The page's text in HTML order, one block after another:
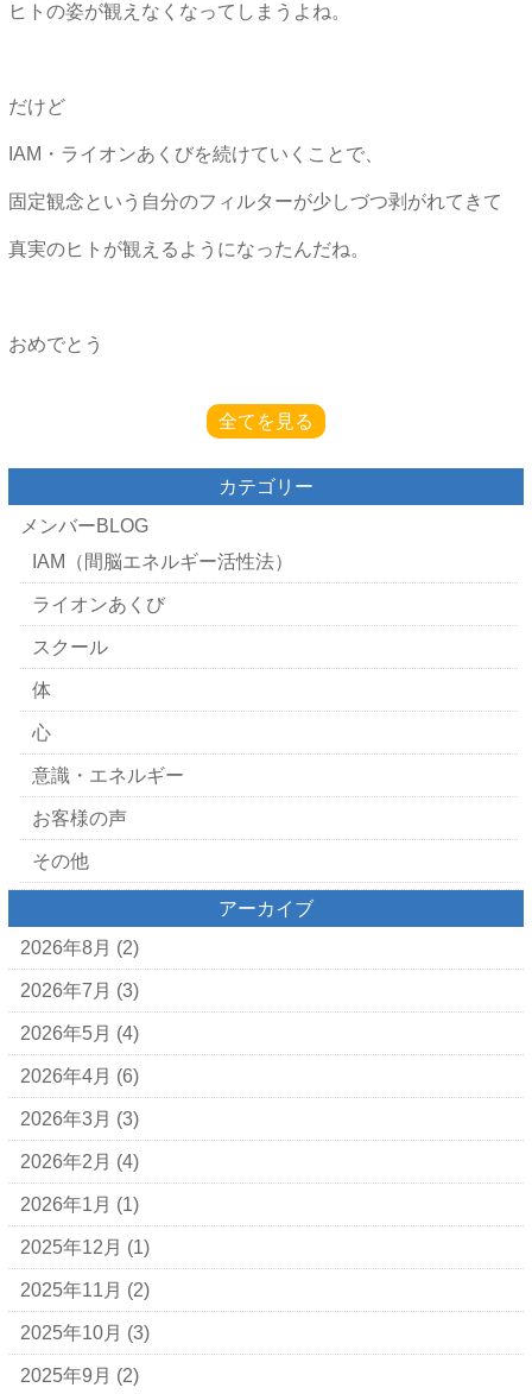
ヒトの姿が観えなくなってしまうよね。
だけど
IAM・ライオンあくびを続けていくことで、
固定観念という自分のフィルターが少しづつ剥がれてきて
真実のヒトが観えるようになったんだね。
おめでとう
全てを見る
カテゴリー
メンバーBLOG
IAM（間脳エネルギー活性法）
ライオンあくび
スクール
体
心
意識・エネルギー
お客様の声
その他
アーカイブ
2026年8月 (2)
2026年7月 (3)
2026年5月 (4)
2026年4月 (6)
2026年3月 (3)
2026年2月 (4)
2026年1月 (1)
2025年12月 (1)
2025年11月 (2)
2025年10月 (3)
2025年9月 (2)